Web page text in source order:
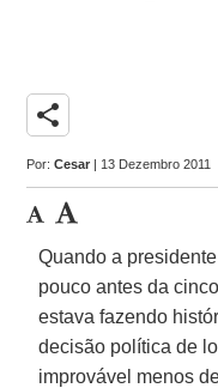
share
Por:Cesar | 13 Dezembro 2011
Quando a
pouco antes da
estava fazendo
decisão política de
improvável menos